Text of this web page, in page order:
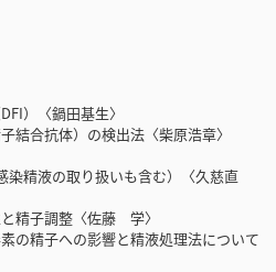
）〈鍋田基生〉
合抗体）の検出法〈柴原浩章〉
精液の取り扱いも含む）〈久慈直
精子調整〈佐藤 学〉
精子への影響と精液処理法について